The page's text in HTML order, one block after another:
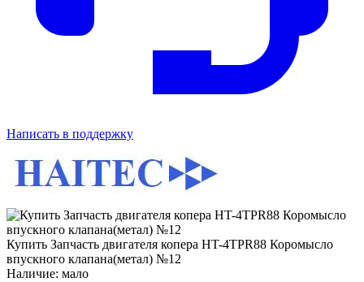
Написать в поддержку
Купить Запчасть двигателя копера HT-4TPR88 Коромысло
впускного клапана(метал) №12
Наличие: мало